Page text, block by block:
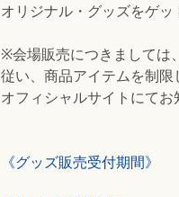
オリジナル・グッズをゲッ
※会場販売につきましては
従い、商品アイテムを制限
オフィシャルサイトにてお
《グッズ販売受付期間》